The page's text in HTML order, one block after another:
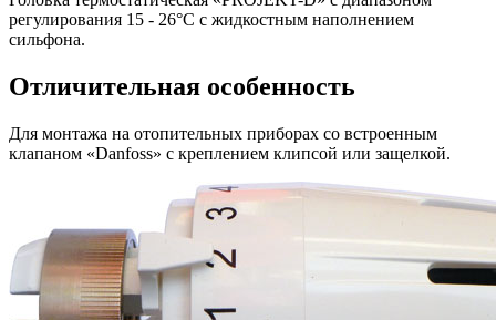
регулирования 15 - 26°С с жидкостным наполнением
сильфона.
Отличительная особенность
Для монтажа на отопительных приборах со встроенным
клапаном «Danfoss» с креплением клипсой или защелкой.